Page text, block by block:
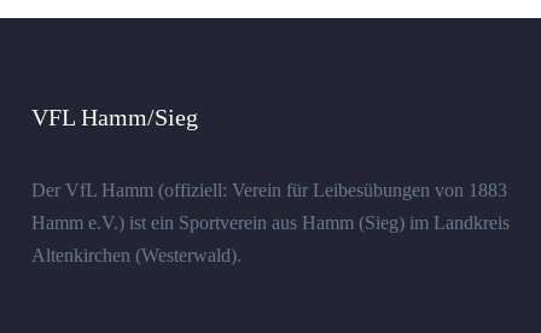
VFL Hamm/Sieg
Der VfL Hamm (offiziell: Verein für Leibesübungen von 1883
Hamm e.V.) ist ein Sportverein aus Hamm (Sieg) im Landkreis
Altenkirchen (Westerwald).